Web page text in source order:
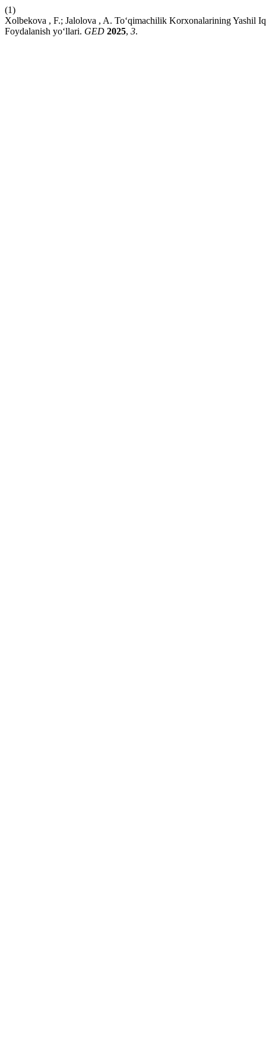
(1)
Xolbekova , F.; Jalolova , A. To‘qimachilik Korxonalarining Yashil
Foydalanish yo‘llari. GED 2025, 3.